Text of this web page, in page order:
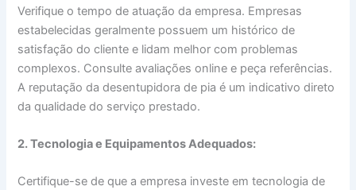
Verifique o tempo de atuação da empresa. Empresas
estabelecidas geralmente possuem um histórico de
satisfação do cliente e lidam melhor com problemas
complexos. Consulte avaliações online e peça referências.
A reputação da desentupidora de pia é um indicativo direto
da qualidade do serviço prestado.
2. Tecnologia e Equipamentos Adequados:
Certifique-se de que a empresa investe em tecnologia de